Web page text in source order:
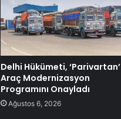
Delhi Hükümeti, ‘Parivartan’
Araç Modernizasyon
Programını Onayladı
Ağustos 6, 2026